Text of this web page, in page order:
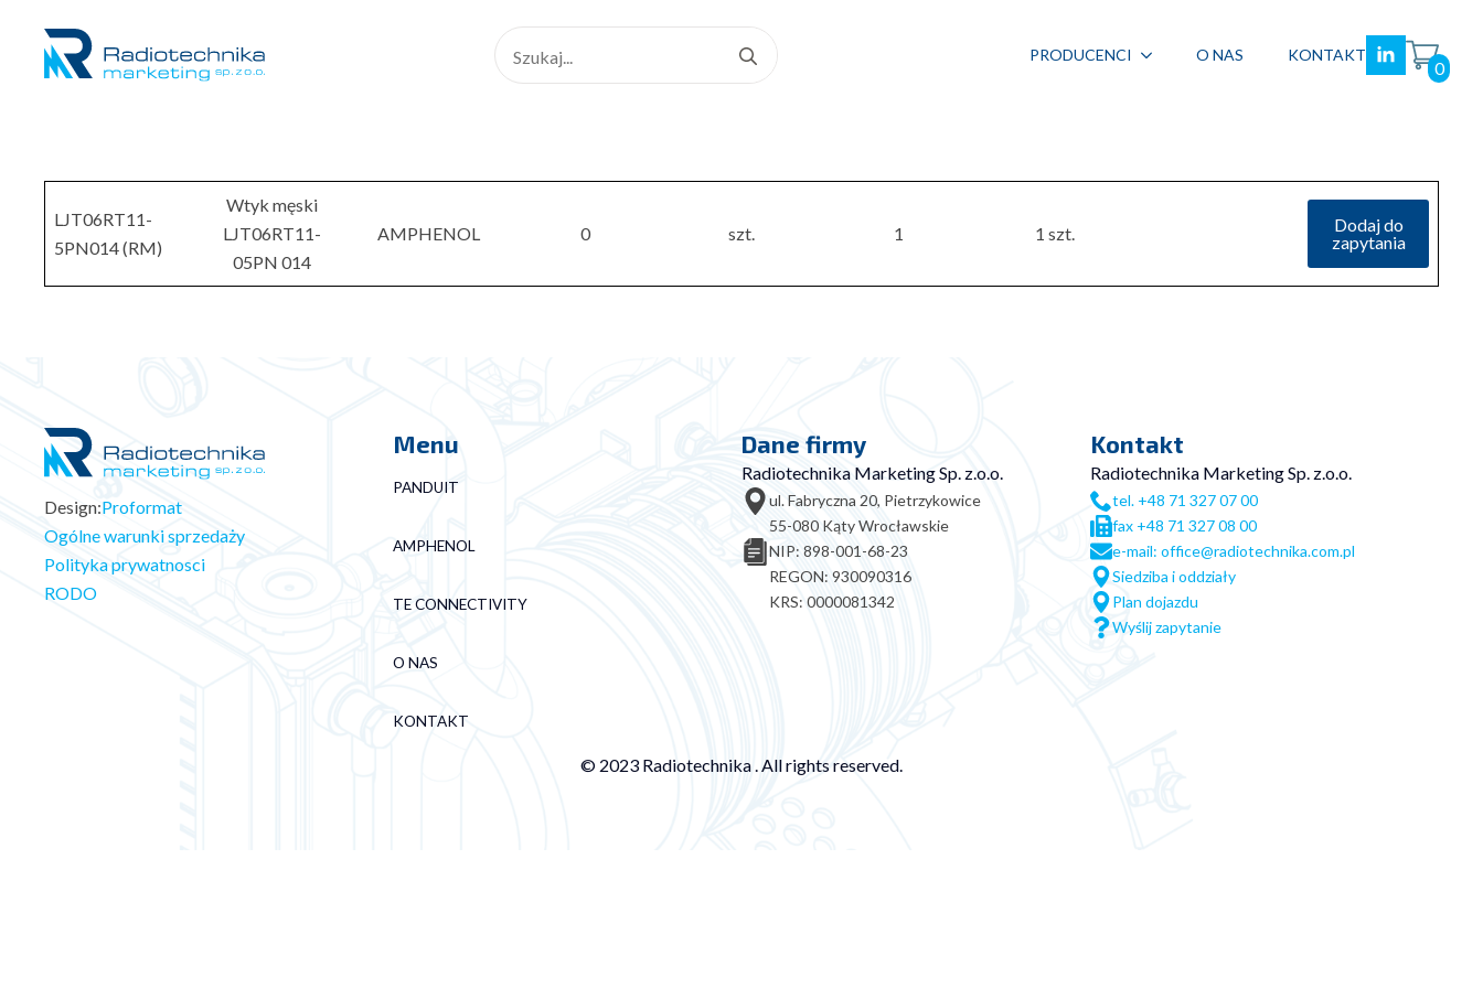
for:
PRODUCENCI O NAS KONTAKT
0
LJT06RT11-
5PN014 (RM)
Wtyk męski
LJT06RT11-
05PN 014
AMPHENOL 0 szt. 1 1 szt.
Dodaj do
zapytania
Design:Proformat
Ogólne warunki sprzedaży
Polityka prywatnosci
RODO
Menu
PANDUIT
AMPHENOL
TE CONNECTIVITY
O NAS
KONTAKT
Dane firmy
Radiotechnika Marketing Sp. z.o.o.
ul. Fabryczna 20, Pietrzykowice
55-080 Kąty Wrocławskie
NIP: 898-001-68-23
REGON: 930090316
KRS: 0000081342
Kontakt
Radiotechnika Marketing Sp. z.o.o.
tel. +48 71 327 07 00
fax +48 71 327 08 00
e-mail: office@radiotechnika.com.pl
Siedziba i oddziały
Plan dojazdu
Wyślij zapytanie
© 2023 Radiotechnika . All rights reserved.